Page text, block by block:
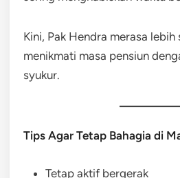
Kini, Pak Hendra merasa
menikmati masa pensiun
syukur.
Tips Agar Tetap Bahagia di
Tetap aktif bergerak